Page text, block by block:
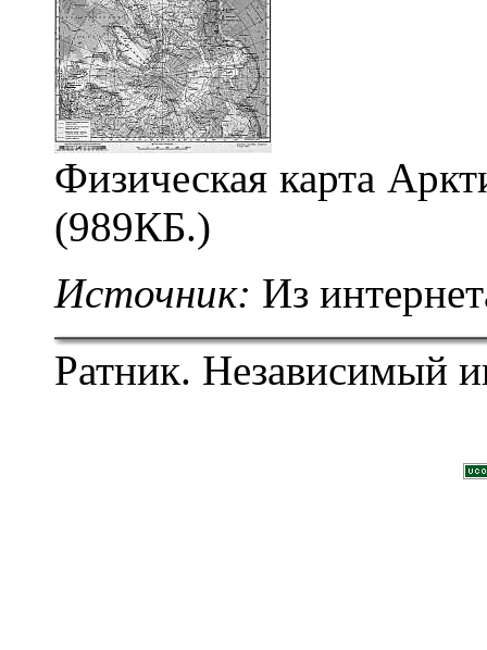
Физическая карта
(989КБ.)
Источник: Из
Ратник. Независимый